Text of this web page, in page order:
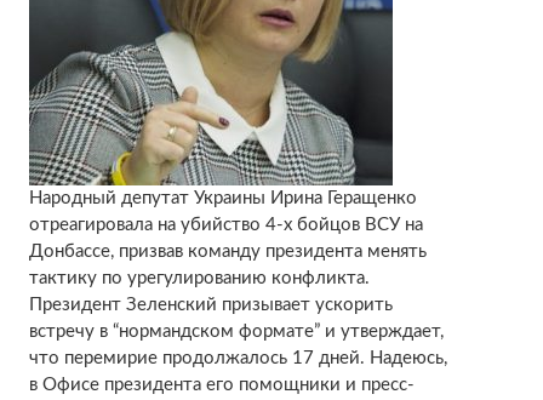
Народный депутат Украины Ирина Геращенко
отреагировала на убийство 4-х бойцов ВСУ на
Донбассе, призвав команду президента менять
тактику по урегулированию конфликта.
Президент Зеленский призывает ускорить
встречу в “нормандском формате” и утверждает,
что перемирие продолжалось 17 дней. Надеюсь,
в Офисе президента его помощники и пресс-